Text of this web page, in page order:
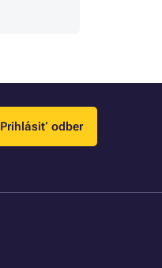
Prihlásiť odber